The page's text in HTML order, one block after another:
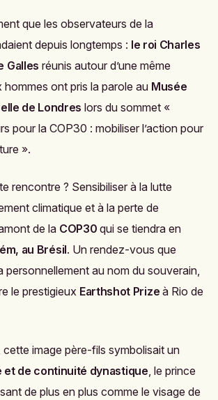
que les observateurs de la
depuis longtemps : le roi Charles
Galles réunis autour d’une même
hommes ont pris la parole au Musée
de Londres lors du sommet «
pour la COP30 : mobiliser l’action pour
».
rencontre ? Sensibiliser à la lutte
climatique et à la perte de
de la COP30 qui se tiendra en
au Brésil. Un rendez-vous que
personnellement au nom du souverain,
le prestigieux Earthshot Prize à Rio de
image père-fils symbolisait un
et de continuité dynastique , le prince
de plus en plus comme le visage de